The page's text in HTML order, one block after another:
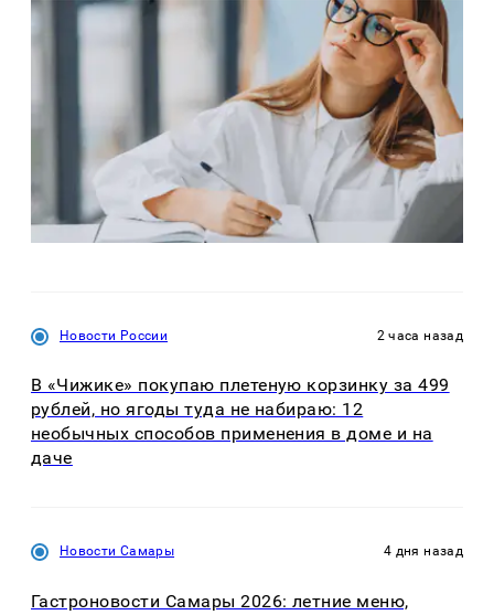
Новости России 2 часа назад
В «Чижике» покупаю плетеную корзинку за 499
рублей, но ягоды туда не набираю: 12
необычных способов применения в доме и на
даче
Новости Самары 4 дня назад
Гастроновости Самары 2026: летние меню,